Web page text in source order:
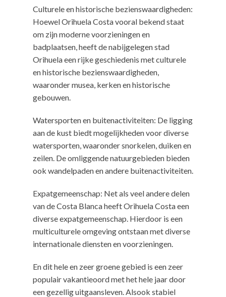
Culturele en historische bezienswaardigheden:
Hoewel Orihuela Costa vooral bekend staat
om zijn moderne voorzieningen en
badplaatsen, heeft de nabijgelegen stad
Orihuela een rijke geschiedenis met culturele
en historische bezienswaardigheden,
waaronder musea, kerken en historische
gebouwen.
Watersporten en buitenactiviteiten: De ligging
aan de kust biedt mogelijkheden voor diverse
watersporten, waaronder snorkelen, duiken en
zeilen. De omliggende natuurgebieden bieden
ook wandelpaden en andere buitenactiviteiten.
Expatgemeenschap: Net als veel andere delen
van de Costa Blanca heeft Orihuela Costa een
diverse expatgemeenschap. Hierdoor is een
multiculturele omgeving ontstaan met diverse
internationale diensten en voorzieningen.
En dit hele en zeer groene gebied is een zeer
populair vakantieoord met het hele jaar door
een gezellig uitgaansleven. Alsook stabiel